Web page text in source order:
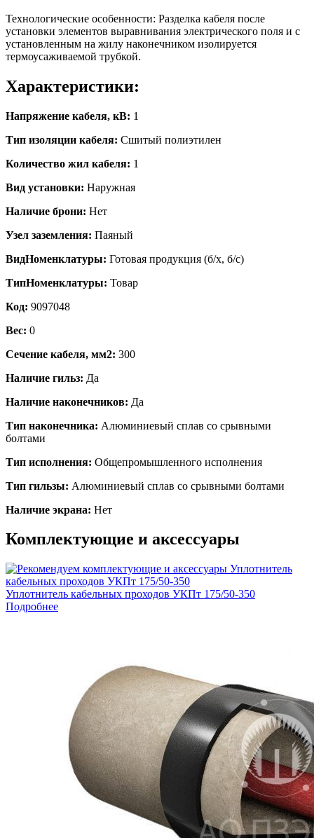
Технологические особенности: Разделка кабеля после
установки элементов выравнивания электрического поля и с
установленным на жилу наконечником изолируется
термоусаживаемой трубкой.
Характеристики:
Напряжение кабеля, кВ: 1
Тип изоляции кабеля: Сшитый полиэтилен
Количество жил кабеля: 1
Вид установки: Наружная
Наличие брони: Нет
Узел заземления: Паяный
ВидНоменклатуры: Готовая продукция (б/х, б/с)
ТипНоменклатуры: Товар
Код: 9097048
Вес: 0
Сечение кабеля, мм2: 300
Наличие гильз: Да
Наличие наконечников: Да
Тип наконечника: Алюминиевый сплав со срывными
болтами
Тип исполнения: Общепромышленного исполнения
Тип гильзы: Алюминиевый сплав со срывными болтами
Наличие экрана: Нет
Комплектующие и аксессуары
Уплотнитель кабельных проходов УКПт 175/50-350
Подробнее